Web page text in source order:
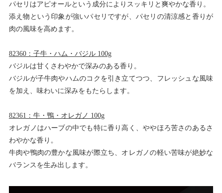
パセリはアピオールという成分によりスッキリと爽やかな香り。
添え物という印象が強いパセリですが、パセリの清涼感と香りが
肉の風味を高めます。
82360：子牛・ハム・バジル 100g
バジルは甘くさわやかで深みのある香り。
バジルが子牛肉やハムのコクを引き立てつつ、フレッシュな風味
を加え、味わいに深みをもたらします。
82361：牛・鴨・オレガノ 100g
オレガノはハーブの中でも特に香り高く、ややほろ苦さのあるさ
わやかな香り。
牛肉や鴨肉の豊かな風味が際立ち、オレガノの軽い苦味が絶妙な
バランスを生み出します。